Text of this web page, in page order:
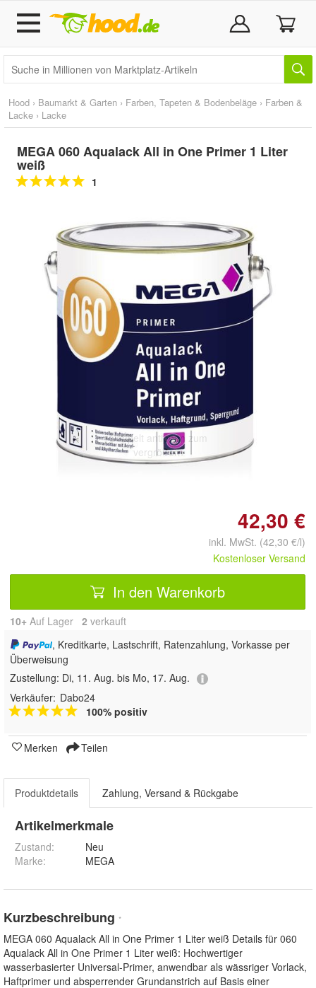
Hood › Baumarkt & Garten › Farben, Tapeten & Bodenbeläge › Farben &
Lacke › Lacke
MEGA 060 Aqualack All in One Primer 1 Liter
weiß
1
Doppelt antippen zum
vergrößern
42,30 €
inkl. MwSt. (42,30 €/l)
Kostenloser Versand
In den Warenkorb
10+ Auf Lager 2 verkauft
, Kreditkarte, Lastschrift, Ratenzahlung, Vorkasse per
Überweisung
Zustellung: Di, 11. Aug. bis Mo, 17. Aug.
Verkäufer: Dabo24
100% positiv
Merken Teilen
Produktdetails Zahlung, Versand & Rückgabe
Artikelmerkmale
Zustand:
Neu
Marke:
MEGA
Kurzbeschreibung *
MEGA 060 Aqualack All in One Primer 1 Liter weiß Details für 060
Aqualack All in One Primer 1 Liter weiß: Hochwertiger
wasserbasierter Universal-Primer, anwendbar als wässriger Vorlack,
Haftprimer und absperrender Grundanstrich auf Basis einer